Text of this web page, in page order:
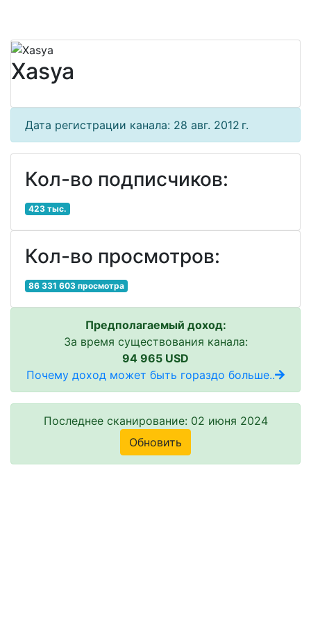
Xasya
Дата регистрации канала: 28 авг. 2012 г.
Кол-во подписчиков:
423 тыс.
Кол-во просмотров:
86 331 603 просмотра
Предполагаемый доход:
За время существования канала:
94 965 USD
Почему доход может быть гораздо больше..
Последнее сканирование: 02 июня 2024
Обновить